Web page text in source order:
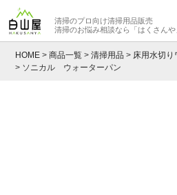
清掃のプロ向け清掃用品販売
清掃のお悩み相談なら 「はくさんや
HOME 商品一覧 清掃用品
床用水切り
ソニカル ウォーターパン